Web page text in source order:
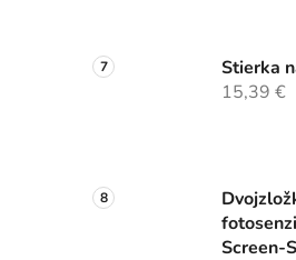
Stierka
15,39 €
Screen-